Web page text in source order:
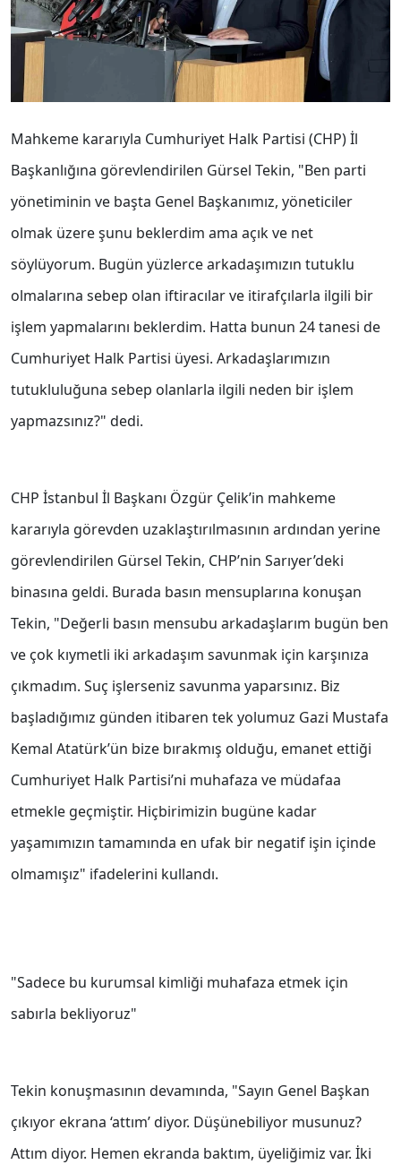
Mahkeme kararıyla Cumhuriyet Halk Partisi (CHP) İl
Başkanlığına görevlendirilen Gürsel Tekin, "Ben parti
yönetiminin ve başta Genel Başkanımız, yöneticiler
olmak üzere şunu beklerdim ama açık ve net
söylüyorum. Bugün yüzlerce arkadaşımızın tutuklu
olmalarına sebep olan iftiracılar ve itirafçılarla ilgili bir
işlem yapmalarını beklerdim. Hatta bunun 24 tanesi de
Cumhuriyet Halk Partisi üyesi. Arkadaşlarımızın
tutukluluğuna sebep olanlarla ilgili neden bir işlem
yapmazsınız?" dedi.
CHP İstanbul İl Başkanı Özgür Çelik’in mahkeme
kararıyla görevden uzaklaştırılmasının ardından yerine
görevlendirilen Gürsel Tekin, CHP’nin Sarıyer’deki
binasına geldi. Burada basın mensuplarına konuşan
Tekin, "Değerli basın mensubu arkadaşlarım bugün ben
ve çok kıymetli iki arkadaşım savunmak için karşınıza
çıkmadım. Suç işlerseniz savunma yaparsınız. Biz
başladığımız günden itibaren tek yolumuz Gazi Mustafa
Kemal Atatürk’ün bize bırakmış olduğu, emanet ettiği
Cumhuriyet Halk Partisi’ni muhafaza ve müdafaa
etmekle geçmiştir. Hiçbirimizin bugüne kadar
yaşamımızın tamamında en ufak bir negatif işin içinde
olmamışız" ifadelerini kullandı.
"Sadece bu kurumsal kimliği muhafaza etmek için
sabırla bekliyoruz"
Tekin konuşmasının devamında, "Sayın Genel Başkan
çıkıyor ekrana ‘attım’ diyor. Düşünebiliyor musunuz?
Attım diyor. Hemen ekranda baktım, üyeliğimiz var. İki